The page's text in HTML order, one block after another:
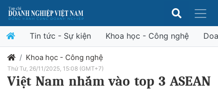
Tin tức - Sự kiện Khoa học - Công nghệ
Khoa học - Công nghệ
Thứ Tư, 26/11/2025, 15:08 (GMT+7)
Việt Nam nhắm vào top 3 ASEAN